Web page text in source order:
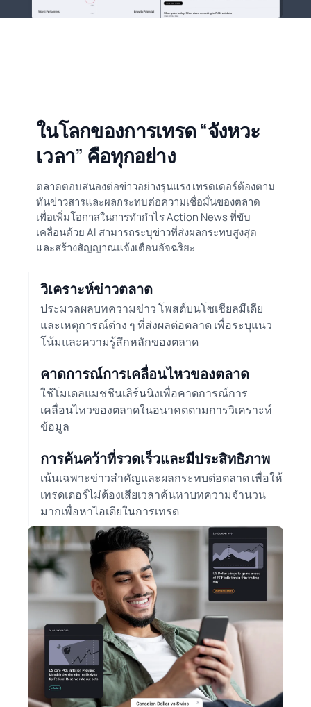
ในโลกของการเทรด “จังหวะ
เวลา” คือทุกอย่าง
ตลาดตอบสนองต่อข่าวอย่างรุนแรง เทรดเดอร์ต้องตาม
ทันข่าวสารและผลกระทบต่อความเชื่อมั่นของตลาด
เพื่อเพิ่มโอกาสในการทำกำไร Action News ที่ขับ
เคลื่อนด้วย AI สามารถระบุข่าวที่ส่งผลกระทบสูงสุด
และสร้างสัญญาณแจ้งเตือนอัจฉริยะ
วิเคราะห์ข่าวตลาด
ประมวลผลบทความข่าว โพสต์บนโซเชียลมีเดีย
และเหตุการณ์ต่าง ๆ ที่ส่งผลต่อตลาด เพื่อระบุแนว
โน้มและความรู้สึกหลักของตลาด
คาดการณ์การเคลื่อนไหวของตลาด
ใช้โมเดลแมชชีนเลิร์นนิงเพื่อคาดการณ์การ
เคลื่อนไหวของตลาดในอนาคตตามการวิเคราะห์
ข้อมูล
การค้นคว้าที่รวดเร็วและมีประสิทธิภาพ
เน้นเฉพาะข่าวสำคัญและผลกระทบต่อตลาด เพื่อให้
เทรดเดอร์ไม่ต้องเสียเวลาค้นหาบทความจำนวน
มากเพื่อหาไอเดียในการเทรด